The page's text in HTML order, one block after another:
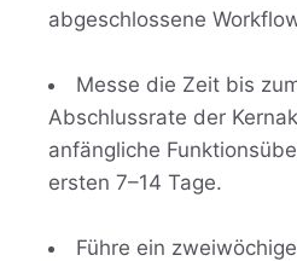
abgeschlossene
Messe die Zeit bis
Abschlussrate der
anfängliche
ersten 7–14 Tage.
Führe ein